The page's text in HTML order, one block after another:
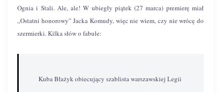
Ognia i Stali. Ale, ale! W ubiegły piątek (27 marca) premierę miał
„Ostatni honorowy” Jacka Komudy, więc nie wiem, czy nie wrócę do
szermierki. Kilka słów o fabule:
Kuba Błażyk obiecujący szablista warszawskiej Legii